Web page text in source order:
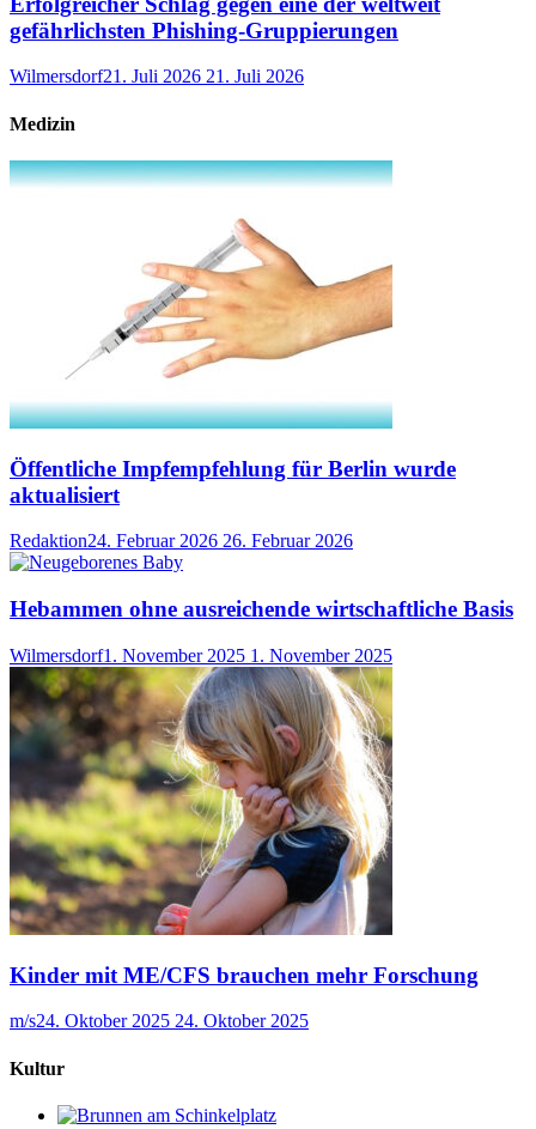
gefährlichsten Phishing-Gruppierungen
Wilmersdorf21. Juli 2026 21. Juli 2026
Medizin
Öffentliche Impfempfehlung für Berlin wurde
aktualisiert
Redaktion24. Februar 2026 26. Februar 2026
Hebammen ohne ausreichende wirtschaftliche Basis
Wilmersdorf1. November 2025 1. November 2025
Kinder mit ME/CFS brauchen mehr Forschung
m/s24. Oktober 2025 24. Oktober 2025
Kultur